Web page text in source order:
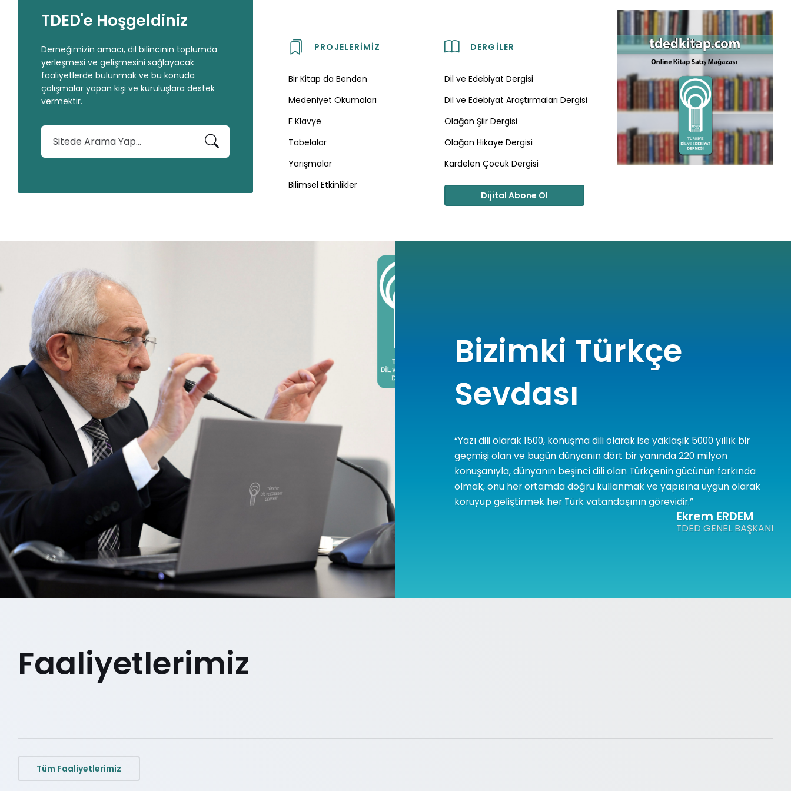
TDED'e Hoşgeldiniz
Derneğimizin amacı, dil bilincinin toplumda
yerleşmesi ve gelişmesini sağlayacak
faaliyetlerde bulunmak ve bu konuda
çalışmalar yapan kişi ve kuruluşlara destek
vermektir.
A
PROJELERIMIZ
Bir Kitap da Benden
Medeniyet Okumaları
F Klavye
Tabelalar
Yarışmalar
Bilimsel Etkinlikler
DERGILER
Dil ve Edebiyat Dergisi
Dil ve Edebiyat Araştırmaları Dergisi
Olağan Şiir Dergisi
Olağan Hikaye Dergisi
Kardelen Çocuk Dergisi
Dijital Abone Ol
Bizimki Türkçe
Sevdası
“Yazı dili olarak 1500, konuşma dili olarak ise yaklaşık 5000 yıllık bir
geçmişi olan ve bugün dünyanın dört bir yanında 220 milyon
konuşanıyla, dünyanın beşinci dili olan Türkçenin gücünün farkında
olmak, onu her ortamda doğru kullanmak ve yapısına uygun olarak
koruyup geliştirmek her Türk vatandaşının görevidir.”
Ekrem ERDEM
TDED GENEL BAŞKANI
Faaliyetlerimiz
Tüm Faaliyetlerimiz